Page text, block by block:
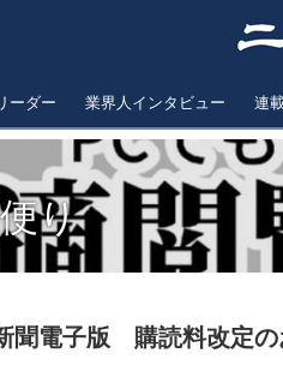
ーダー 業界人インタビュー 連
り
聞電子版 購読料改定の